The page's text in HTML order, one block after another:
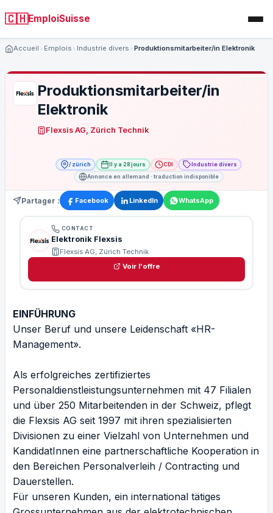
🇨🇭EmploiSuisse
Accueil Emplois Industrie divers Produktionsmitarbeiter/in Elektronik
Produktionsmitarbeiter/in
Elektronik
Flexsis AG, Zürich Technik
/ zürich Il y a 28 jours CDI
Industrie divers
Annonce en allemand · traduction indisponible
Partager : Facebook LinkedIn WhatsApp
CONTACT
Elektronik Flexsis
Flexsis AG, Zürich Technik
Voir l'offre
EINFÜHRUNG
Unser Beruf und unsere Leidenschaft «HR-
Management».
Als erfolgreiches zertifiziertes
Personaldienstleistungsunternehmen mit 47 Filialen
und über 250 Mitarbeitenden in der Schweiz, pflegt
die Flexsis AG seit 1997 mit ihren spezialisierten
Divisionen zu einer Vielzahl von Unternehmen und
KandidatInnen eine partnerschaftliche Kooperation in
den Bereichen Personalverleih / Contracting und
Dauerstellen.
Für unseren Kunden, ein international tätiges